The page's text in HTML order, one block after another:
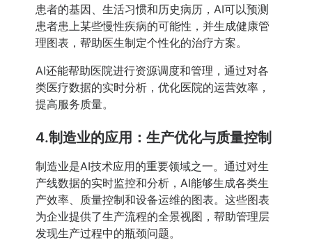
患者的基因、生活习惯和历史病历，AI可以预测
患者患上某些慢性疾病的可能性，并生成健康管
理图表，帮助医生制定个性化的治疗方案。
AI还能帮助医院进行资源调度和管理，通过对各
类医疗数据的实时分析，优化医院的运营效率，
提高服务质量。
4.制造业的应用：生产优化与质量控制
制造业是AI技术应用的重要领域之一。通过对生
产线数据的实时监控和分析，AI能够生成各类生
产效率、质量控制和设备运维的图表。这些图表
为企业提供了生产流程的全景视图，帮助管理层
发现生产过程中的瓶颈问题。